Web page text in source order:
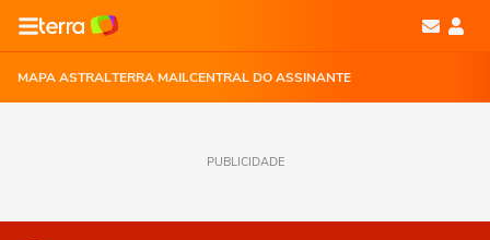
MAPA ASTRALTERRA MAILCENTRAL DO ASSINANTE
PUBLICIDADE